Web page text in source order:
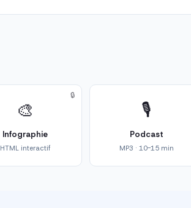
🎨
Infographie
HTML interactif
🔒
🎙️
Podcast
MP3 · 10-15 min